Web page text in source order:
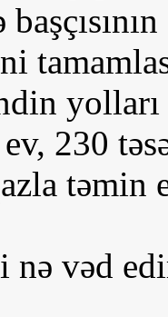
230
təmin
nə vəd